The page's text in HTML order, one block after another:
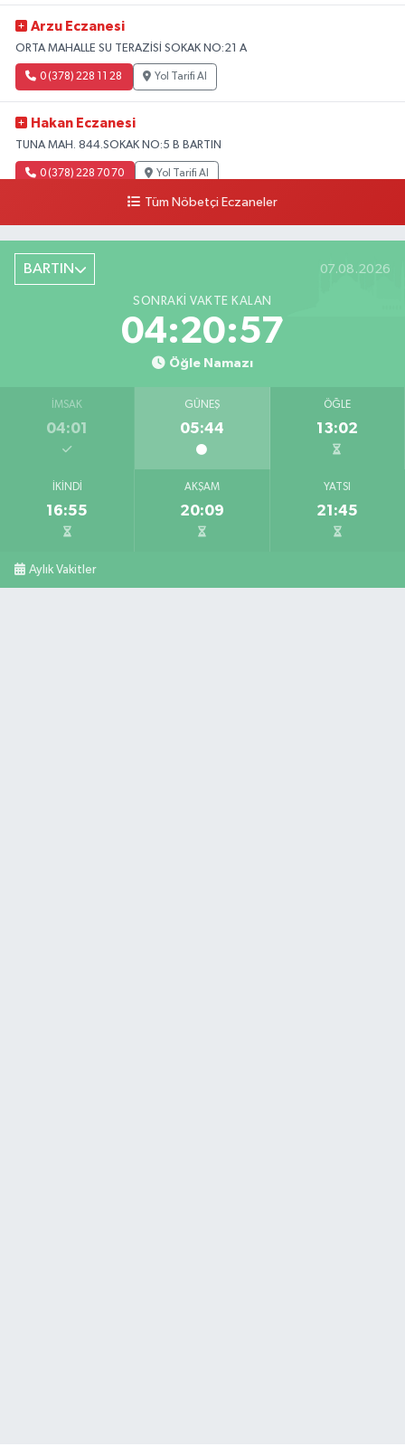
Arzu Eczanesi
ORTA MAHALLE SU TERAZİSİ SOKAK NO:21 A
0 (378) 228 11 28 Yol Tarifi Al
Hakan Eczanesi
TUNA MAH. 844.SOKAK NO:5 B BARTIN
0 (378) 228 70 70 Yol Tarifi Al
Tüm Nöbetçi Eczaneler
BARTIN 07.08.2026
SONRAKI VAKTE KALAN
04:20:56
Öğle Namazı
İMSAK
04:01
GÜNEŞ
05:44
ÖĞLE
13:02
İKINDI
16:55
AKŞAM
20:09
YATSI
21:45
Aylık Vakitler